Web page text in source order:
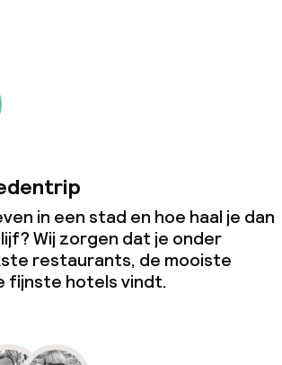
in een stad en hoe haal je dan
Wij zorgen dat je onder
restaurants, de mooiste
fijnste hotels vindt.